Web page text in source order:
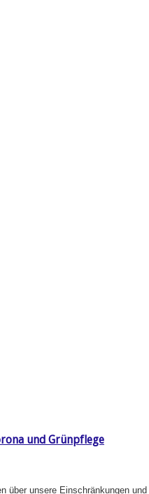
und Grünpflege
über unsere Einschränkungen